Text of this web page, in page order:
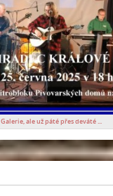
Galerie, ale už páté přes deváté ...